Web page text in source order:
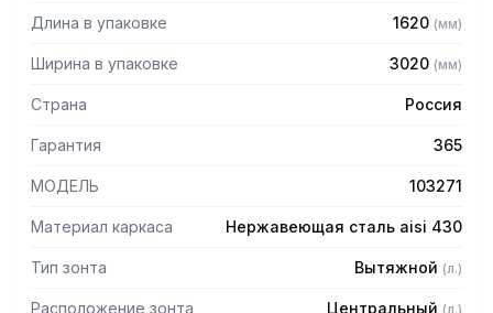
Длина в упаковке 1620 (мм)
Ширина в упаковке 3020 (мм)
Страна Россия
Гарантия 365
МОДЕЛЬ 103271
Материал каркаса Нержавеющая сталь aisi 430
Тип зонта Вытяжной (л.)
Расположение зонта Центральный (л.)